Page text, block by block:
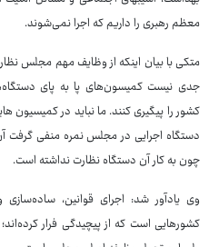
معظم رهبری را داریم که اجرا نمی‌شوند.
متکی با بیان اینکه از وظایف مهم مجلس
جدی نیست کمیسون‌های پا به پای
کشور را پیگیری کنند. ما نباید در کمیسیون
دستگاه اجرایی در مجلس نمره منفی
چون به کار آن دستگاه نظارت نداشته است.
وی یادآور شد: اجرای قوانین،
کشورهایی است که از پیچیدگی فرار